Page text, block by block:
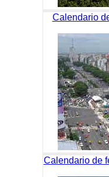
Calendario
Calendario de